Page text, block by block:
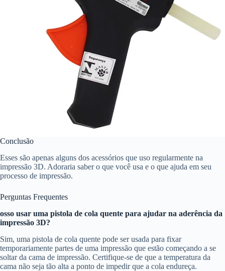
Conclusão
Esses são apenas alguns dos acessórios que uso regularmente na
impressão 3D. Adoraria saber o que você usa e o que ajuda em seu
processo de impressão.
Perguntas Frequentes
osso usar uma pistola de cola quente para ajudar na aderência da
impressão 3D?
Sim, uma pistola de cola quente pode ser usada para fixar
temporariamente partes de uma impressão que estão começando a se
soltar da cama de impressão. Certifique-se de que a temperatura da
cama não seja tão alta a ponto de impedir que a cola endureça.